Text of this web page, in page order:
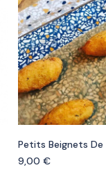
Petits Beignets De
9,00 €